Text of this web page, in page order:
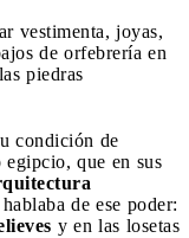
vestimenta, joyas,
de orfebrería en
piedras
condición de
que en sus
de ese poder:
y en las losetas